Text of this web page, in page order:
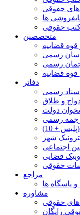
های حقوقی
ها
حقوقی
متخصصین
قضاییه
رسمی
رسمی
قضاییه
دفاتر
رسمی
و طلاق
دولت
رسمی
+ 10)
شهر
اجتماعی
قضایی
حقوقی
مراجع
و پاسگاه ها
مشاوره
های حقوقی
رایگان